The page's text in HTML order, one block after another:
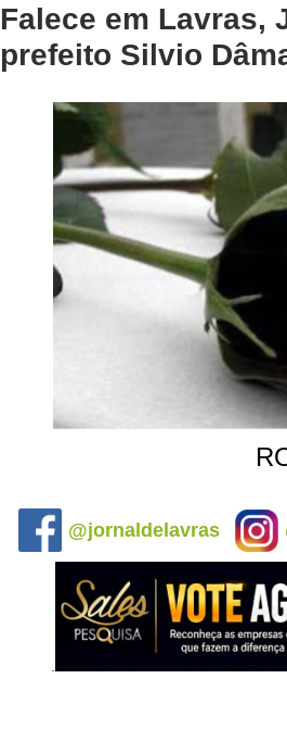
Falece em Lavras,
prefeito Silvio
@jornaldelavras